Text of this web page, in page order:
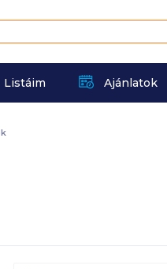
Listáim Ajánlatok